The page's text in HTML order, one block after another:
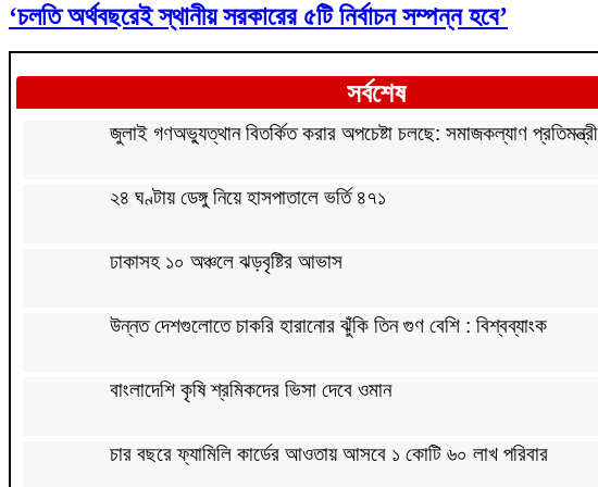
‘চলতি অর্থবছরেই স্থানীয় সরকারের ৫টি নির্বাচন সম্পন্ন হবে’
সর্বশেষ
জুলাই গণঅভ্যুত্থান বিতর্কিত করার অপচেষ্টা চলছে: সমাজকল্যাণ প্রতিমন্ত্রী
২৪ ঘণ্টায় ডেঙ্গু নিয়ে হাসপাতালে ভর্তি ৪৭১
ঢাকাসহ ১০ অঞ্চলে ঝড়বৃষ্টির আভাস
উন্নত দেশগুলোতে চাকরি হারানোর ঝুঁকি তিন গুণ বেশি : বিশ্বব্যাংক
বাংলাদেশি কৃষি শ্রমিকদের ভিসা দেবে ওমান
চার বছরে ফ্যামিলি কার্ডের আওতায় আসবে ১ কোটি ৬০ লাখ পরিবার